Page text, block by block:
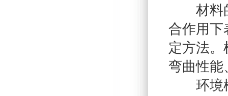
材料的
合作用下
定方法
弯曲性能
环境